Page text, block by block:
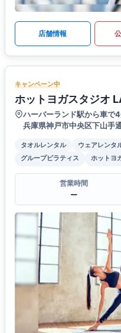
店舗情報
キャンペーン中
ホットヨガスタジオ
ハーバーランド駅から車で
兵庫県神戸市中央区下山手
タオルレンタル ウェアレンタ
グループピラティス
ホットヨ
営業時間
ー